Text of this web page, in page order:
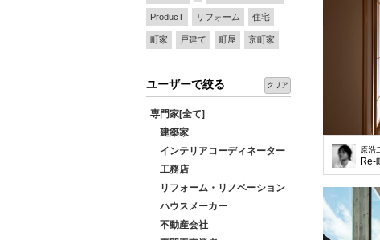
ProducT リフォーム 住宅
町家 戸建て 町屋 京町家
ユーザーで絞る クリア
専門家[全て]
建築家
インテリアコーディネーター
工務店
リフォーム・リノベーション
ハウスメーカー
不動産会社
原浩
Re-